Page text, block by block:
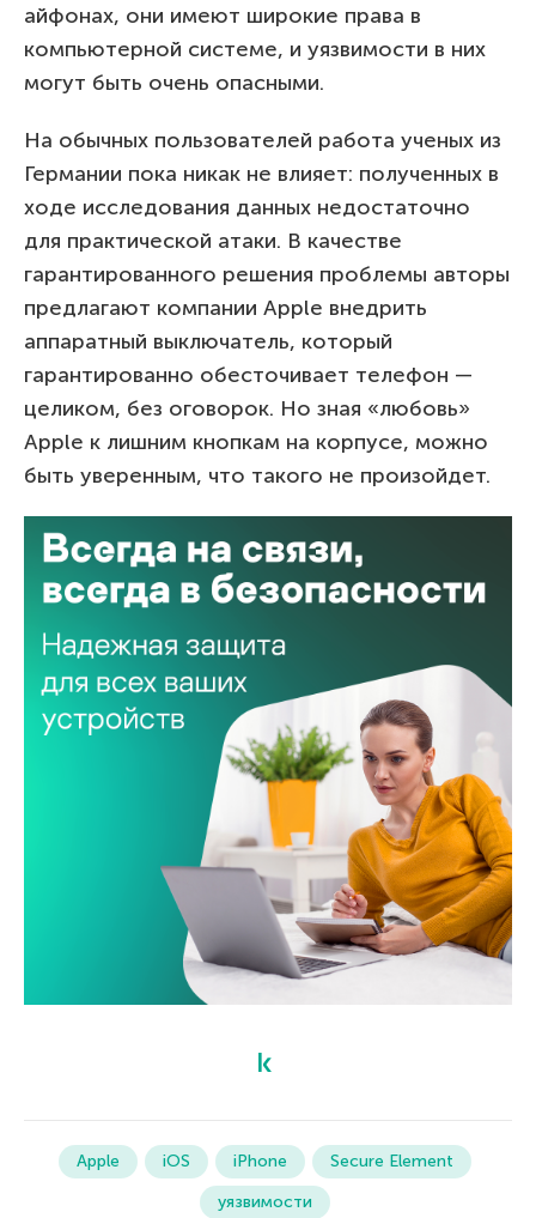
айфонах, они имеют широкие права в
компьютерной системе, и уязвимости в них
могут быть очень опасными.
На обычных пользователей работа ученых из
Германии пока никак не влияет: полученных в
ходе исследования данных недостаточно
для практической атаки. В качестве
гарантированного решения проблемы авторы
предлагают компании Apple внедрить
аппаратный выключатель, который
гарантированно обесточивает телефон —
целиком, без оговорок. Но зная «любовь»
Apple к лишним кнопкам на корпусе, можно
быть уверенным, что такого не произойдет.
Apple iOS iPhone
Secure Element
уязвимости